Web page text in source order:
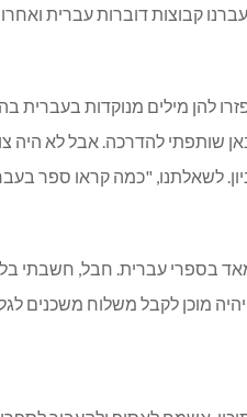
קבוצות דוברות עברית
להן מילים מנוקדות בעברית
שותפתי להדרכה. אבל לא היה
לשאלתנו, "כמה קראו ספר
עברית. חבל, חשבתי
מוכן לקבל משלוח משכנים